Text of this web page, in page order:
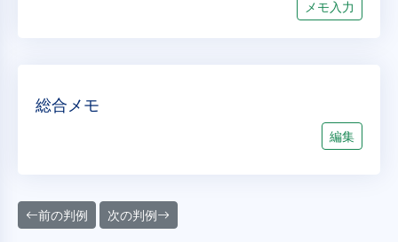
メモ入力
総合メモ
編集
前の判例 次の判例